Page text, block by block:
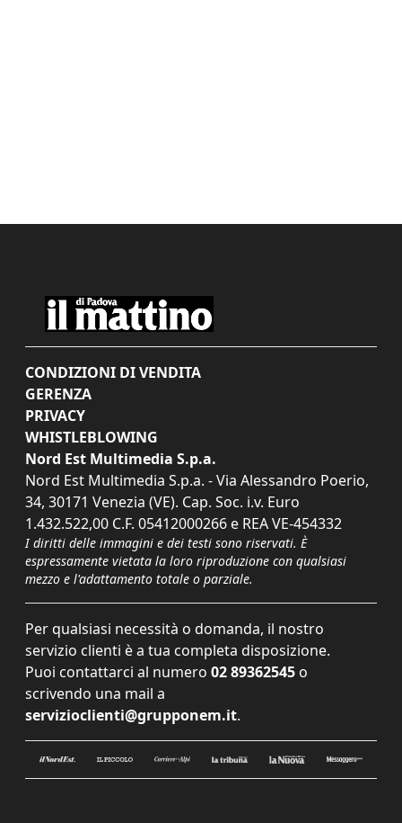
CONDIZIONI DI VENDITA
GERENZA
PRIVACY
WHISTLEBLOWING
Nord Est Multimedia S.p.a.
Nord Est Multimedia S.p.a. - Via Alessandro Poerio,
34, 30171 Venezia (VE). Cap. Soc. i.v. Euro
1.432.522,00 C.F. 05412000266 e REA VE-454332
I diritti delle immagini e dei testi sono riservati. È
espressamente vietata la loro riproduzione con qualsiasi
mezzo e l'adattamento totale o parziale.
Per qualsiasi necessità o domanda, il nostro
servizio clienti è a tua completa disposizione.
Puoi contattarci al numero 02 89362545 o
scrivendo una mail a
servizioclienti@grupponem.it.